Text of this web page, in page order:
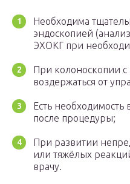
Необходима
эндоскопией
ЭХОКГ при
При колоноскопии с
воздержаться от
Есть
после процедуры;
При развитии
или тяжёлых
врачу.